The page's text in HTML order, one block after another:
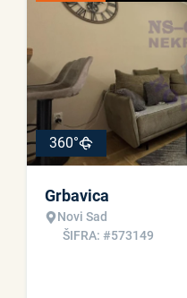
360°
Grbavica
Novi Sad
ŠIFRA: #573149